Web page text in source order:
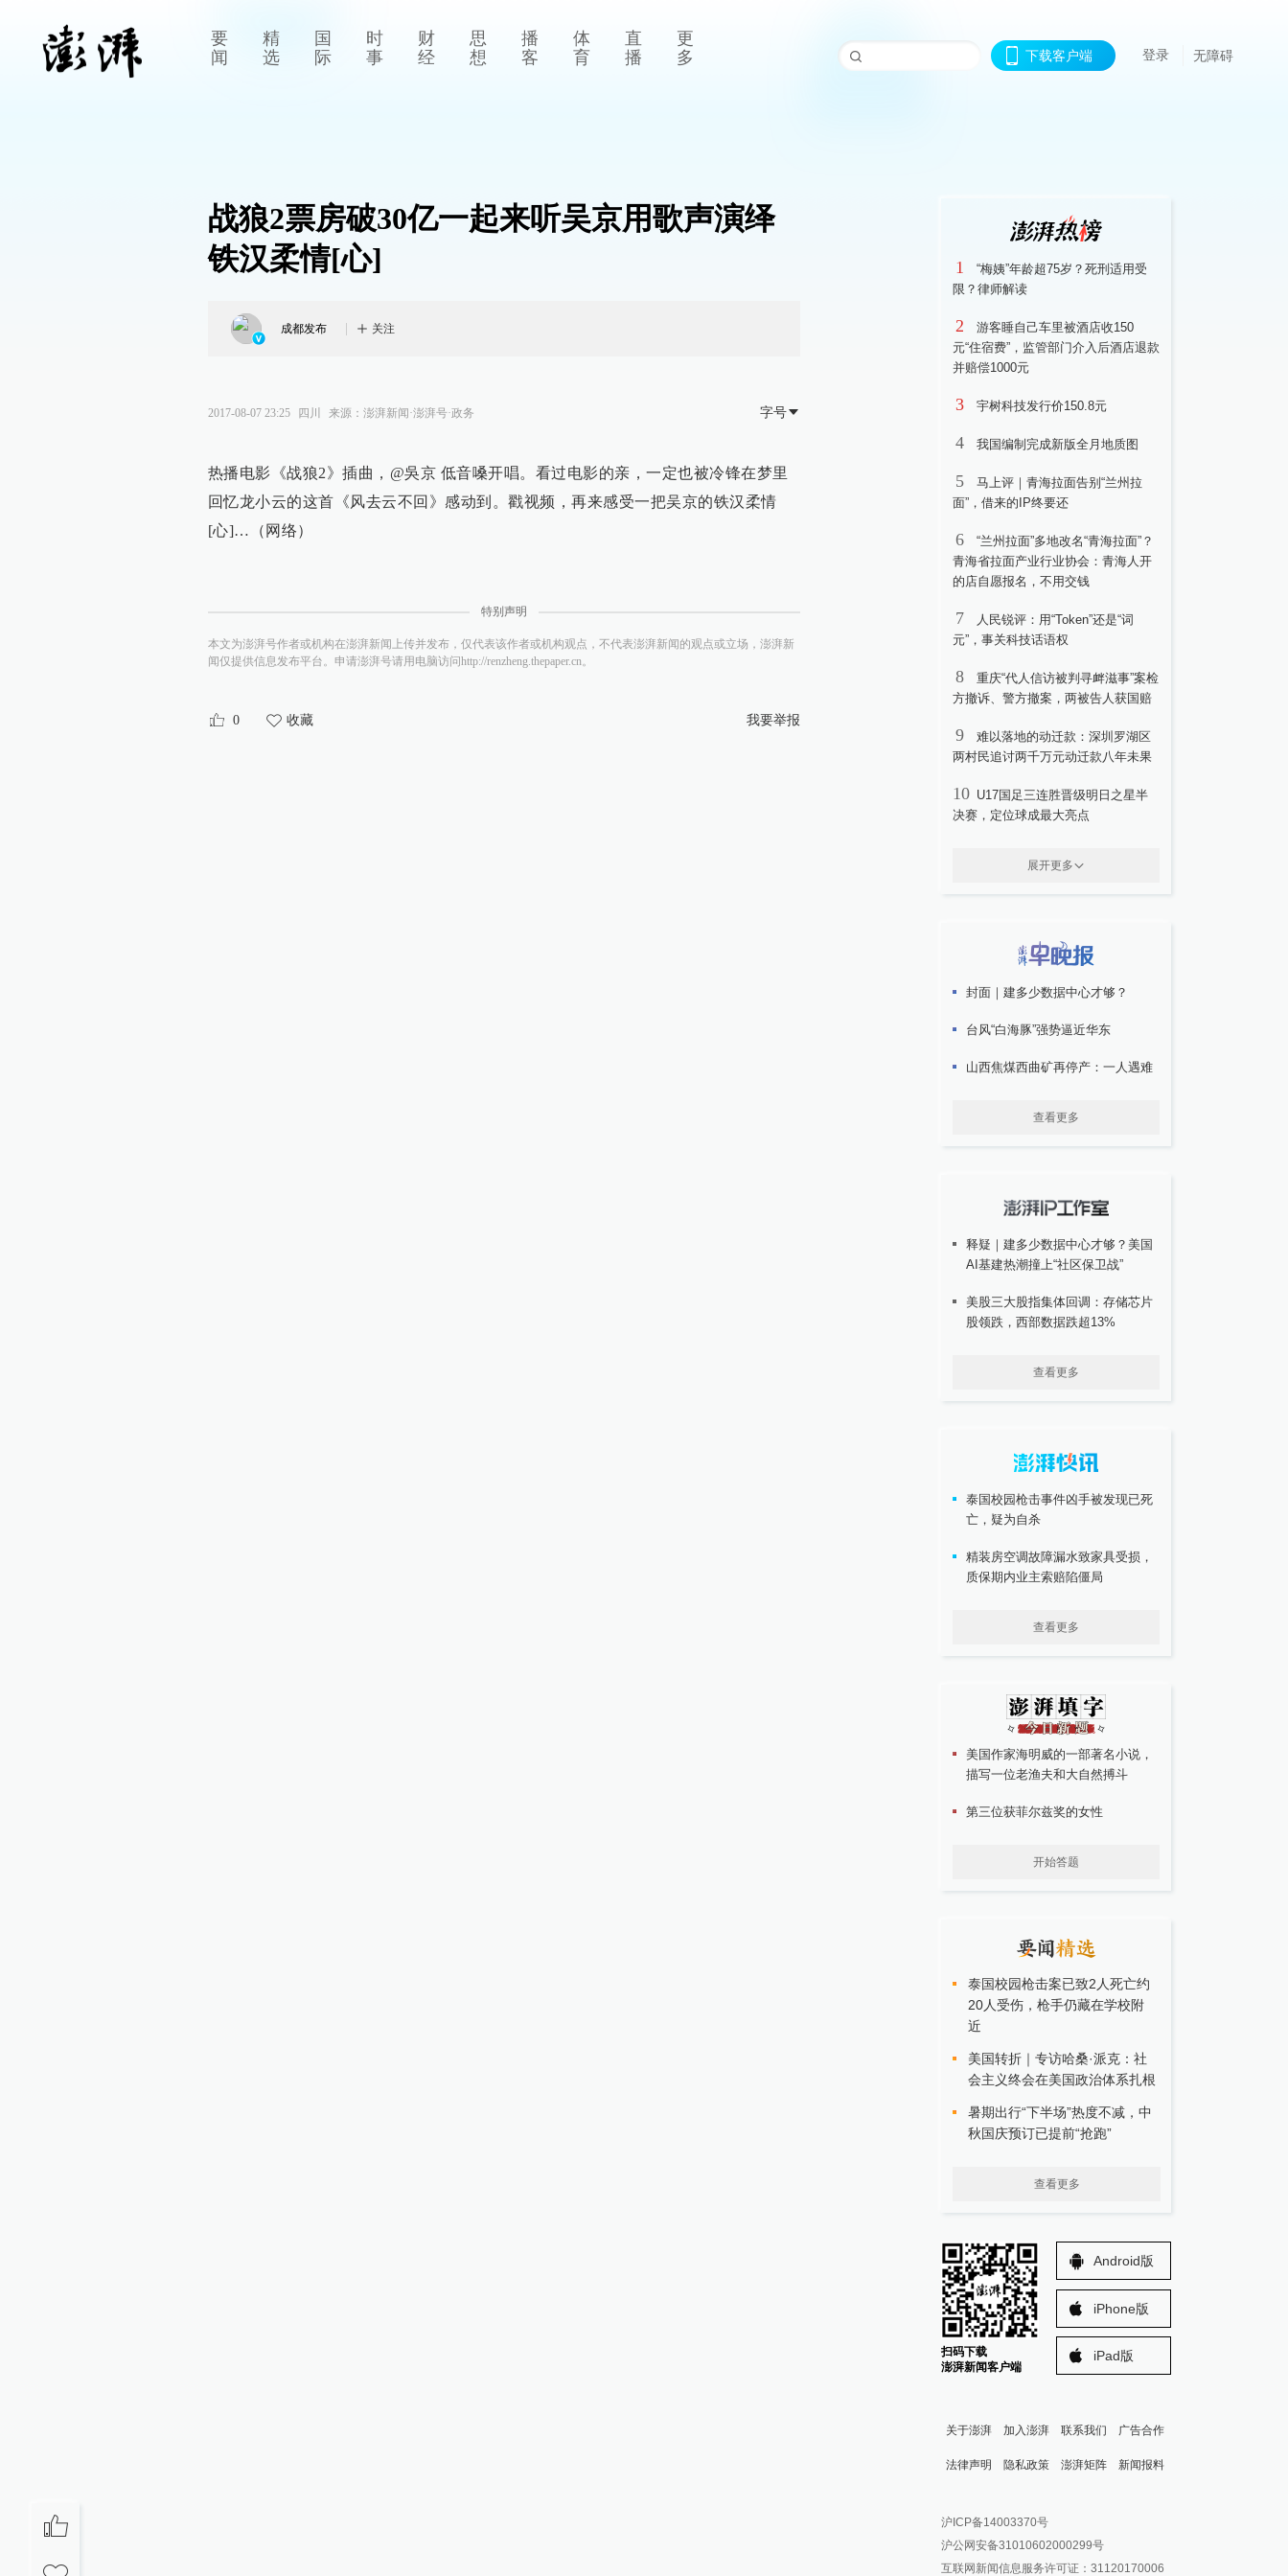
要
闻
精
选
国
际
时
事
财
经
思
想
播
客
体
育
直
播
更
多
下载客户端 登录 无障碍
战狼2票房破30亿一起来听吴京用歌声演绎
铁汉柔情[心]
成都发布 关注
2017-08-07 23:25 四川 来源： 澎湃新闻·澎湃号·政务 字号
热播电影《战狼2》插曲，@吳京 低音嗓开唱。看过电影的亲，一定也被冷锋在梦里
回忆龙小云的这首《风去云不回》感动到。戳视频，再来感受一把吴京的铁汉柔情
[心]…（网络）
特别声明
本文为澎湃号作者或机构在澎湃新闻上传并发布，仅代表该作者或机构观点，不代表澎湃新闻的观点或立场，澎湃新
闻仅提供信息发布平台。申请澎湃号请用电脑访问http://renzheng.thepaper.cn。
0 收藏 我要举报
1
“梅姨”年龄超75岁？死刑适用受
限？律师解读
2
游客睡自己车里被酒店收150
元“住宿费”，监管部门介入后酒店退款
并赔偿1000元
3 宇树科技发行价150.8元
4 我国编制完成新版全月地质图
5
马上评｜青海拉面告别“兰州拉
面”，借来的IP终要还
6
“兰州拉面”多地改名“青海拉面”？
青海省拉面产业行业协会：青海人开
的店自愿报名，不用交钱
7
人民锐评：用“Token”还是“词
元”，事关科技话语权
8
重庆“代人信访被判寻衅滋事”案检
方撤诉、警方撤案，两被告人获国赔
9
难以落地的动迁款：深圳罗湖区
两村民追讨两千万元动迁款八年未果
10 U17国足三连胜晋级明日之星半
决赛，定位球成最大亮点
展开更多
封面｜建多少数据中心才够？
台风“白海豚”强势逼近华东
山西焦煤西曲矿再停产：一人遇难
查看更多
释疑｜建多少数据中心才够？美国
AI基建热潮撞上“社区保卫战”
美股三大股指集体回调：存储芯片
股领跌，西部数据跌超13%
查看更多
泰国校园枪击事件凶手被发现已死
亡，疑为自杀
精装房空调故障漏水致家具受损，
质保期内业主索赔陷僵局
查看更多
美国作家海明威的一部著名小说，
描写一位老渔夫和大自然搏斗
第三位获菲尔兹奖的女性
开始答题
泰国校园枪击案已致2人死亡约
20人受伤，枪手仍藏在学校附
近
美国转折｜专访哈桑·派克：社
会主义终会在美国政治体系扎根
暑期出行“下半场”热度不减，中
秋国庆预订已提前“抢跑”
查看更多
扫码下载
澎湃新闻客户端
Android版
iPhone版
iPad版
关于澎湃 加入澎湃 联系我们 广告合作
法律声明 隐私政策 澎湃矩阵
澎湃新闻公众号
澎湃新闻抖音号
新闻报料
报料邮箱: news@thepaper.cn
沪ICP备14003370号
沪公网安备31010602000299号
互联网新闻信息服务许可证：31120170006